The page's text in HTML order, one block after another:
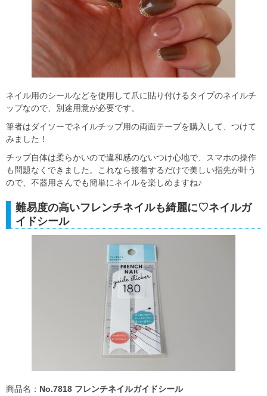
ネイル用のシールなどを使用して爪に貼り付けるタイプのネイルチ
ップなので、別途用意が必要です。
筆者はダイソーでネイルチップ用の両面テープを購入して、つけて
みました！
チップ自体は柔らかいので違和感のないつけ心地で、スマホの操作
も問題なくできました。これなら接着するだけで美しい指先が叶う
ので、不器用さんでも簡単にネイルを楽しめますね♪
難易度の高いフレンチネイルも綺麗に♡ネイルガ
イドシール
商品名： No.7818 フレンチネイルガイドシール